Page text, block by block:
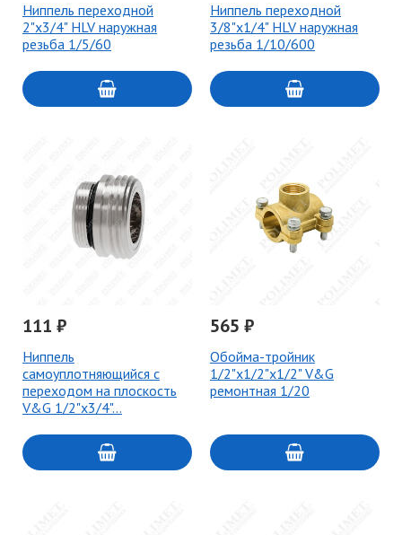
Ниппель переходной
2"х3/4" HLV наружная
резьба 1/5/60
Ниппель переходной
3/8"х1/4" HLV наружная
резьба 1/10/600
111 ₽
Ниппель
самоуплотняющийся с
переходом на плоскость
V&G 1/2"х3/4"…
565 ₽
Обойма-тройник
1/2"х1/2"х1/2" V&G
ремонтная 1/20